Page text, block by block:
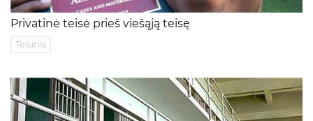
Privatinė teisė prieš viešąją teisę
Teisinis